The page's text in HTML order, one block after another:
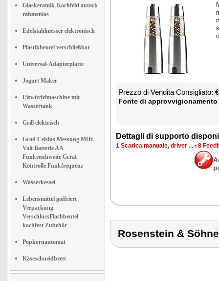
Glaskeramik-Kochfeld autark
rahmenlos
Edelstahlmesser elektronisch
Plastikbeutel verschließbar
Universal-Adapterplatte
Jogurt Maker
Eiswürfelmaschine mit
Wassertank
Grill elektrisch
Grad Celsius Messung MHz
Volt Batterie AA
Funkreichweite Gerät
Kontrolle Funkfrequenz
Wasserkessel
Lebensmittel goffriert
Verpackung
VerschlussFlachbeutel
kochfest Zubehör
Popkornautomat
Käseschneidbrett
Prez­zo di Ven­di­ta Con­si­glia­to:
Fon­te di
Det­ta­gli di sup­por­to
1 Sca­ri­ca ma­nua­le, dri­ver ... • 8
Rosenstein &